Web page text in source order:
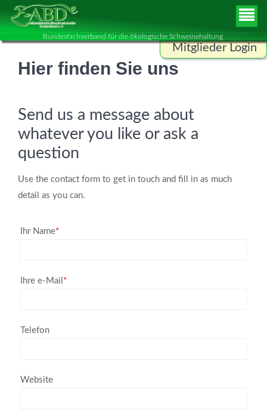
Bundesfachverband für die ökologische Schweinehaltung
Mitglieder Login
Benutzername
Passwort
Hier finden Sie uns
Send us a message about
whatever you like or ask a
question
Use the contact form to get in touch and fill in as much
detail as you can.
Ihr Name*
Ihre e-Mail *
Telefon
Website